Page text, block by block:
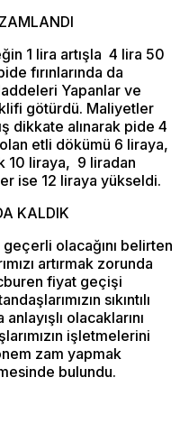
1 lira artışla 4 lira 50
fırınlarında da
Yapanlar ve
götürdü. Maliyetler
dikkate alınarak pide 4
etli dökümü 6 liraya,
10 liraya, 9 liradan
ise 12 liraya yükseldi.
KALDIK
olacağını belirten
artırmak zorunda
fiyat geçişi
sıkıntılı
olacaklarını
işletmelerini
zam yapmak
bulundu.